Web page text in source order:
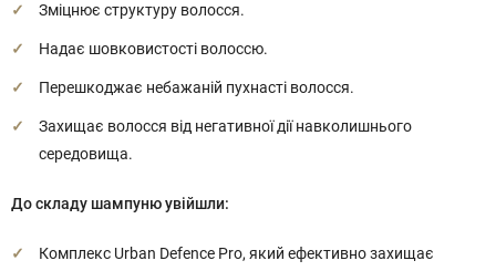
Зміцнює структуру волосся.
Надає шовковистості волоссю.
Перешкоджає небажаній пухнасті волосся.
Захищає волосся від негативної дії навколишнього
середовища.
До складу шампуню увійшли:
Комплекс Urban Defence Pro, який ефективно захищає